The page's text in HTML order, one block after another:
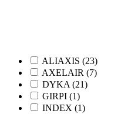
ALIAXIS (23)
AXELAIR (7)
DYKA (21)
GIRPI (1)
INDEX (1)